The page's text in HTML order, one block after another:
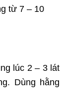
từ 7 – 10
lúc 2 – 3 lát
Dùng hằng